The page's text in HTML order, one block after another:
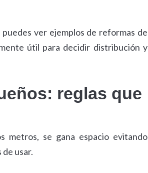
puedes ver ejemplos de reformas de
útil para decidir distribución y
reglas que
metros, se gana espacio evitando
usar.